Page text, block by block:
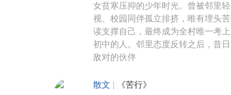
女贫寒压抑的少年时光。曾被邻里轻
视、校园同伴孤立排挤，唯有埋头苦
读支撑自己，最终成为全村唯一考上
初中的人。邻里态度反转之后，昔日
敌对的伙伴
散文 《苦行》